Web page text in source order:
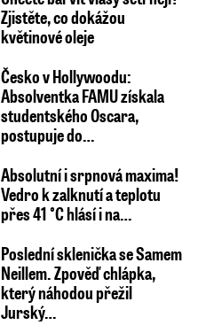
Zjistěte, co dokážou
květinové oleje
Česko v Hollywoodu:
Absolventka FAMU získala
studentského Oscara,
postupuje do…
Absolutní i srpnová maxima!
Vedro k zalknutí a teplotu
přes 41 °C hlásí i na…
Poslední sklenička se Samem
Neillem. Zpověď chlápka,
který náhodou přežil
Jurský…